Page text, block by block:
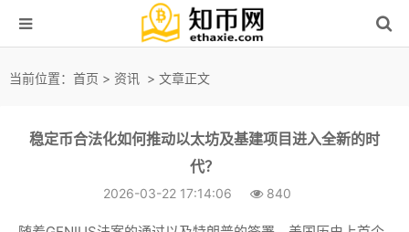
当前位置： 首页 > 资讯 > 文章正文
稳定币合法化如何推动以太坊及基建项目进入全新的时
代？
2026-03-22 17:14:06 840